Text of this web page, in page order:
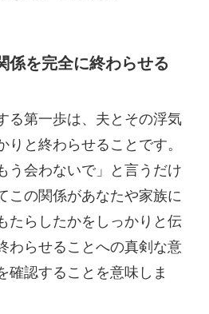
係を完全に終わらせる
る第一歩は、夫とその浮気
りと終わらせることです。
う会わないで」と言うだけ
この関係があなたや家族に
たらしたかをしっかりと伝
わらせることへの真剣な意
確認することを意味しま